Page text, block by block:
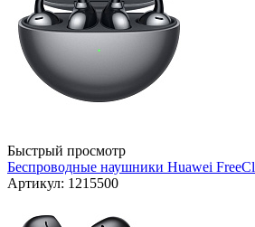
Быстрый просмотр
Беспроводные наушники Huawei
Артикул: 1215500